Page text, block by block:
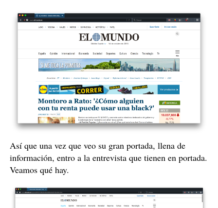
Así que una vez que veo su gran portada, llena de
información, entro a la entrevista que tienen en portada.
Veamos qué hay.